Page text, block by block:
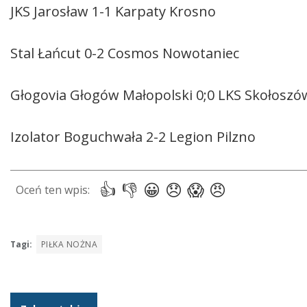
JKS Jarosław 1-1 Karpaty Krosno
Stal Łańcut 0-2 Cosmos Nowotaniec
Głogovia Głogów Małopolski 0;0 LKS
Izolator Boguchwała 2-2 Legion Pilzno
Tagi: PIŁKA NOŻNA